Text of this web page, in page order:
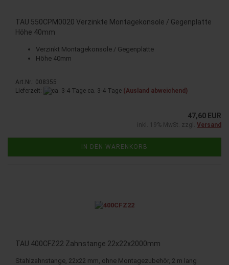
TAU 550CPM0020 Verzinkte Montagekonsole / Gegenplatte
Höhe 40mm
Verzinkt Montagekonsole / Gegenplatte
Höhe 40mm
Art.Nr.: 008355
Lieferzeit:
ca. 3-4 Tage (Ausland abweichend)
47,60 EUR
inkl. 19% MwSt. zzgl. Versand
IN DEN WARENKORB
TAU 400CFZ22 Zahnstange 22x22x2000mm
Stahlzahnstange, 22x22 mm, ohne Montagezubehör, 2 m lang